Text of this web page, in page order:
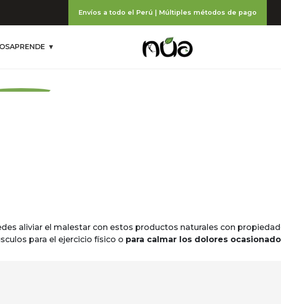
Envíos a todo el Perú | Múltiples métodos de pago
APRENDE
aliviar el malestar con estos productos naturales con
para el ejercicio físico o para calmar los dolores